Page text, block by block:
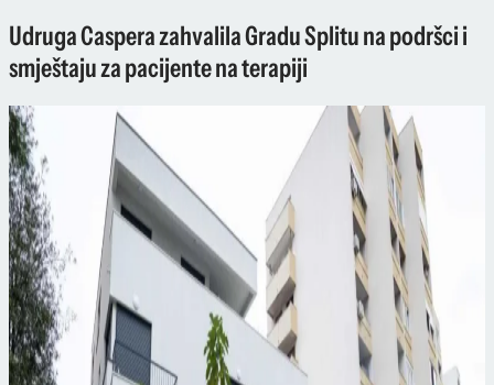
Udruga Caspera zahvalila Gradu Splitu na podršci i
smještaju za pacijente na terapiji